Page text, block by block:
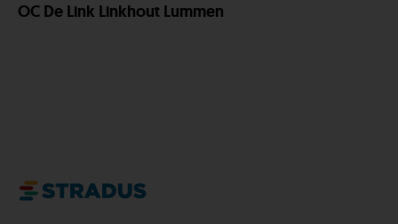
OC De Link Linkhout Lummen